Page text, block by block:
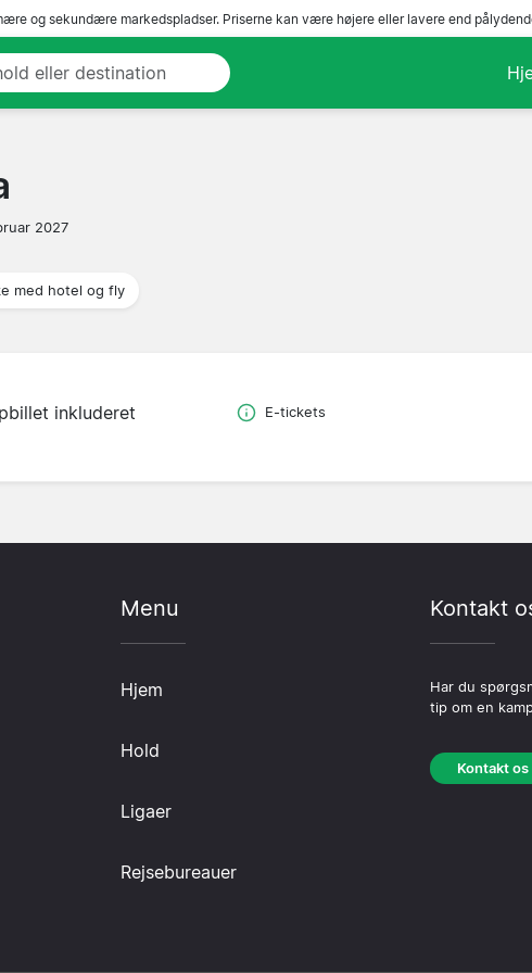
og sekundære markedspladser. Priserne kan være højere eller lavere end
2027
med hotel og fly
inkluderet E-tickets
Menu
Hjem
Hold
Ligaer
Rejsebureauer
Kontakt
Har du
tip om en
Kontakt os